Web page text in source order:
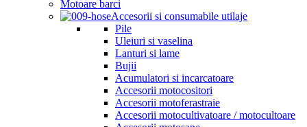
Motoare barci
Accesorii si consumabile utilaje
Pile
Uleiuri si vaselina
Lanturi si lame
Bujii
Acumulatori si incarcatoare
Accesorii motocositori
Accesorii motoferastraie
Accesorii motocultivatoare / motocultoare